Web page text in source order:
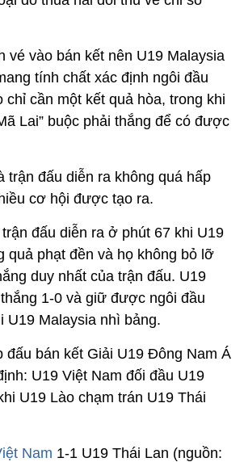
vé vào bán kết nên U19 Malaysia
tính chất xác định ngôi đầu
chỉ cần một kết quả hòa, trong khi
Lai” buộc phải thắng để có được
trận đấu diễn ra không quá hấp
cơ hội được tạo ra.
đấu diễn ra ở phút 67 khi U19
quả phạt đền và họ không bỏ lỡ
duy nhất của trận đấu. U19
1-0 và giữ được ngôi đầu
U19 Malaysia nhì bảng.
đấu bán kết Giải U19 Đông Nam Á
U19 Việt Nam đối đầu U19
U19 Lào chạm trán U19 Thái
Nam 1-1 U19 Thái Lan (nguồn: